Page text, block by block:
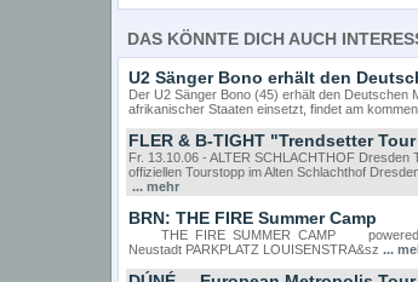
DAS KÖNNTE DICH AUCH
U2 Sänger Bono erhält den
Der U2 Sänger Bono (45) erhält den Deutschen
afrikanischer Staaten einsetzt, findet am
FLER & B-TIGHT "Trendsetter
Fr. 13.10.06 - ALTER SCHLACHTHOF Dresden
offiziellen Tourstopp im Alten Schlachthof
... mehr
BRN: THE FIRE Summer Camp
THE FIRE SUMMER CAMP powered by
Neustadt PARKPLATZ LOUISENSTRA&sz ...